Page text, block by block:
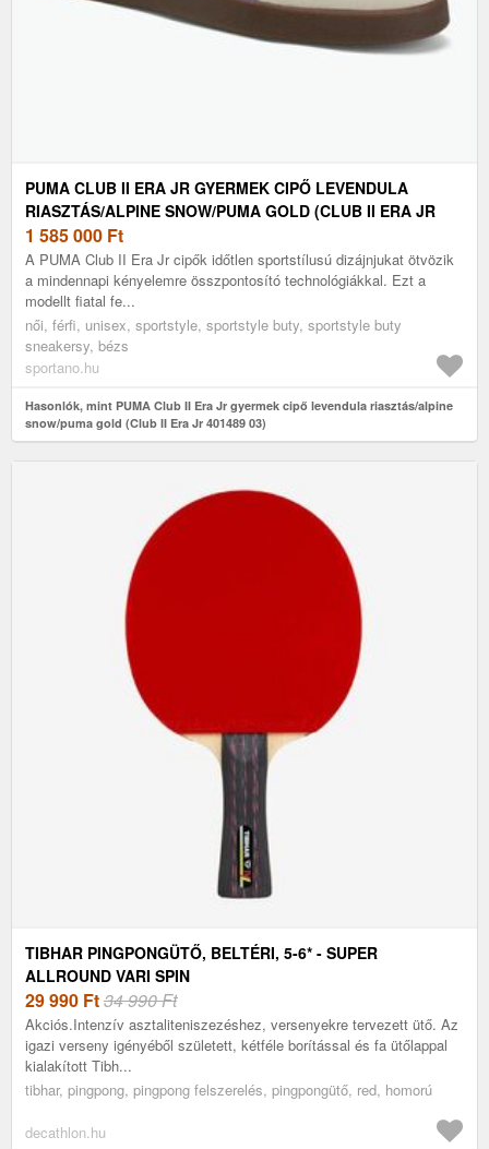
PUMA CLUB II ERA JR GYERMEK CIPŐ LEVENDULA
RIASZTÁS/ALPINE SNOW/PUMA GOLD (CLUB II ERA JR
401489 03)
1 585 000 Ft
A PUMA Club II Era Jr cipők időtlen sportstílusú dizájnjukat ötvözik
a mindennapi kényelemre összpontosító technológiákkal. Ezt a
modellt fiatal fe...
női, férfi, unisex, sportstyle, sportstyle buty, sportstyle buty
sneakersy, bézs
sportano.hu
Hasonlók, mint PUMA Club II Era Jr gyermek cipő levendula riasztás/alpine
snow/puma gold (Club II Era Jr 401489 03)
TIBHAR PINGPONGÜTŐ, BELTÉRI, 5-6* - SUPER
ALLROUND VARI SPIN
29 990 Ft34 990 Ft
Akciós.Intenzív asztaliteniszezéshez, versenyekre tervezett ütő. Az
igazi verseny igényéből született, kétféle borítással és fa ütőlappal
kialakított Tibh...
tibhar, pingpong, pingpong felszerelés, pingpongütő, red, homorú
decathlon.hu